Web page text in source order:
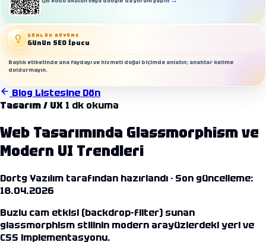
GÜNLÜK BÜYÜME
Günün SEO İpucu
Başlık etiketinde ana faydayı ve hizmeti doğal biçimde anlatın; anahtar kelime
doldurmayın.
Blog Listesine Dön
Tasarım / UX 1 dk okuma
Web Tasarımında Glassmorphism ve
Modern UI Trendleri
Dortg Yazılım tarafından hazırlandı · Son güncelleme:
18.04.2026
Buzlu cam etkisi (backdrop-filter) sunan
glassmorphism stilinin modern arayüzlerdeki yeri ve
CSS implementasyonu.